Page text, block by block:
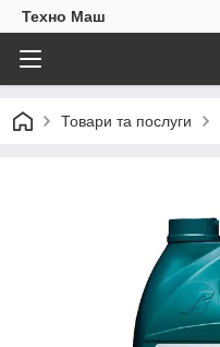
Техно Маш
Товари та послуги